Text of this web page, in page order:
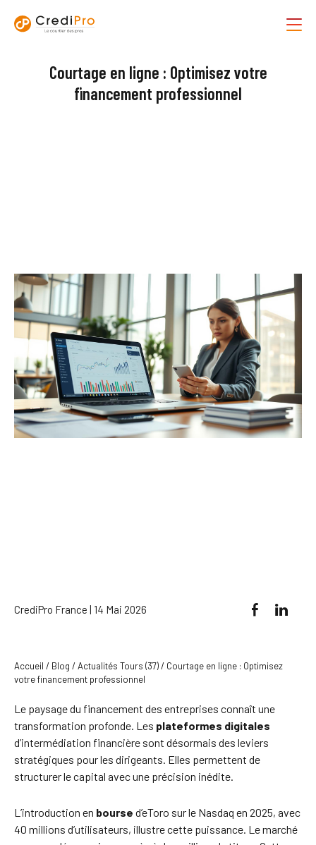
Courtage en ligne : Optimisez votre
financement professionnel
CrediPro France | 14 Mai 2026
Accueil / Blog /Actualités Tours (37)/ Courtage en ligne : Optimisez
votre financement professionnel
Le paysage du financement des entreprises connaît une
transformation profonde. Les plateformes digitales
d’intermédiation financière sont désormais des leviers
stratégiques pour les dirigeants. Elles permettent de
structurer le capital avec une précision inédite.
L’introduction en bourse d’eToro sur le Nasdaq en 2025, avec
40 millions d’utilisateurs, illustre cette puissance. Le marché